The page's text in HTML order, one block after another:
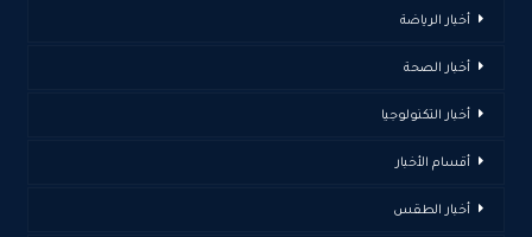
أخبار الرياضة
أخبار الصحة
أخبار التكنولوجيا
أقسام الأخبار
أخبار الطقس